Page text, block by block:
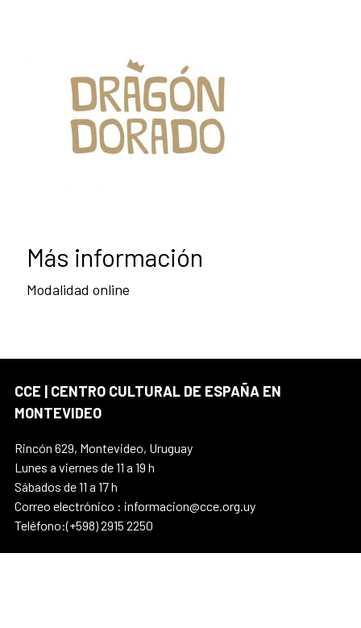
Más información
Modalidad online
CCE | CENTRO CULTURAL DE ESPAÑA EN
MONTEVIDEO
Rincón 629, Montevideo, Uruguay
Lunes a viernes de 11 a 19 h
Sábados de 11 a 17 h
Correo electrónico : informacion@cce.org.uy
Teléfono:(+598) 2915 2250